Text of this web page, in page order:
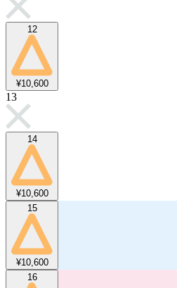
12
¥10,600
13
14
¥10,600
15
¥10,600
16